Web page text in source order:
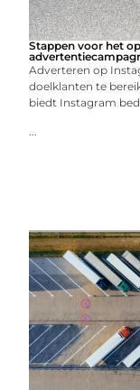
Stappen voor het
Adverteren op
doelklanten te
biedt Instagram
...